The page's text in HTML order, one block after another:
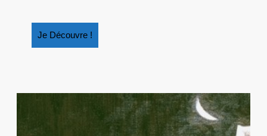
Je Découvre !
Découvre